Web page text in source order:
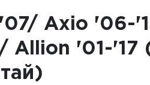
Axio '06-
'01-'17